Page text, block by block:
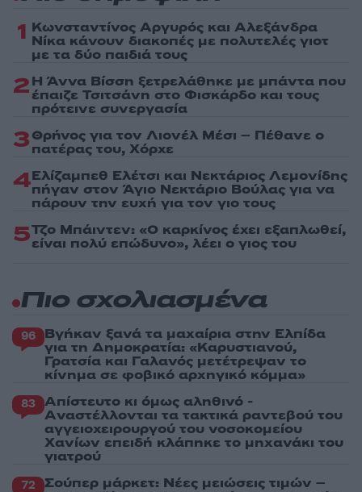
1 Κωνσταντίνος Αργυρός και Αλεξάνδρα
Νίκα κάνουν διακοπές με πολυτελές γιοτ
με τα δύο παιδιά τους
2Η Άννα Βίσση ξετρελάθηκε με μπάντα που
έπαιζε Τσιτσάνη στο Φισκάρδο και τους
πρότεινε συνεργασία
3Θρήνος για τον Λιονέλ Μέσι – Πέθανε ο
πατέρας του, Χόρχε
4Ελίζαμπεθ Ελέτσι και Νεκτάριος Λεμονίδης
πήγαν στον Άγιο Νεκτάριο Βούλας για να
πάρουν την ευχή για τον γιο τους
5Τζο Μπάιντεν: «Ο καρκίνος έχει εξαπλωθεί,
είναι πολύ επώδυνο», λέει ο γιος του
Πιο σχολιασμένα
96 Βγήκαν ξανά τα μαχαίρια στην Ελπίδα
για τη Δημοκρατία: «Καρυστιανού,
Γρατσία και Γαλανός μετέτρεψαν το
κίνημα σε φοβικό αρχηγικό κόμμα»
83 Απίστευτο κι όμως αληθινό -
Aναστέλλονται τα τακτικά ραντεβού του
αγγειοχειρουργού του νοσοκομείου
Χανίων επειδή κλάπηκε το μηχανάκι του
γιατρού
72 Σούπερ μάρκετ: Νέες μειώσεις τιμών –